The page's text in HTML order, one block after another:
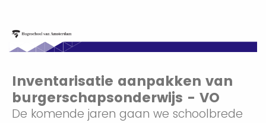
Inventarisatie aanpakken van
burgerschapsonderwijs - VO
De komende jaren gaan we schoolbrede